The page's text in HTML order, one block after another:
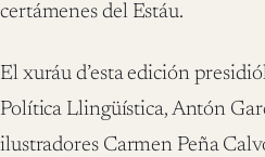
certámenes del Estáu.
El xuráu d’esta edición
Política Llingüística, Antón
ilustradores Carmen Peña